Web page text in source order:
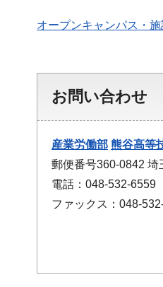
オープンキャンパス・
お問い合わせ
産業労働部 熊谷高等
郵便番号360-0842 埼
電話：048-532-6559
ファックス：048-